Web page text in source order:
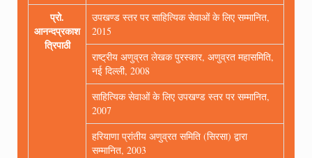
प्रो.
आनन्दप्रकाश
त्रिपाठी
उपखण्ड स्तर पर साहित्यिक सेवाओं के लिए सम्मानित,
2015
राष्ट्रीय अणुव्रत लेखक पुरस्कार, अणुव्रत महासमिति,
नई दिल्ली, 2008
साहित्यिक सेवाओं के लिए उपखण्ड स्तर पर सम्मानित,
2007
हरियाणा प्रांतीय अणुव्रत समिति (सिरसा) द्वारा
सम्मानित, 2003